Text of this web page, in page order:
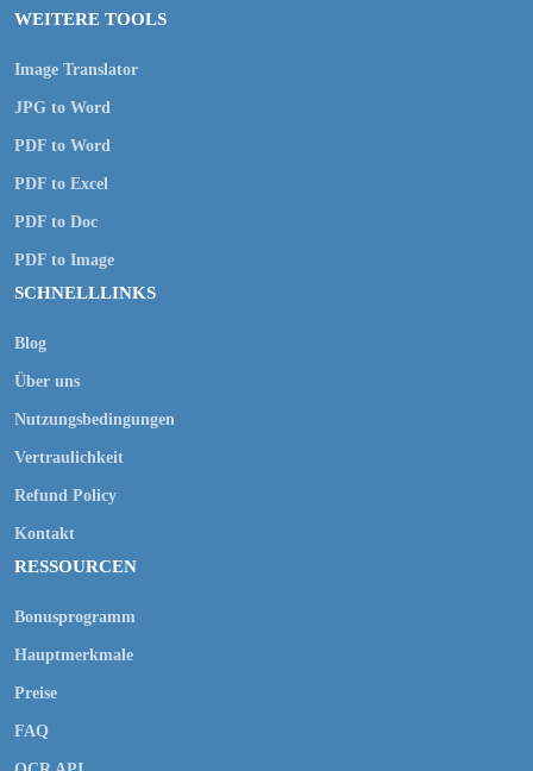
WEITERE TOOLS
Image Translator
JPG to Word
PDF to Word
PDF to Excel
PDF to Doc
PDF to Image
SCHNELLLINKS
Blog
Über uns
Nutzungsbedingungen
Vertraulichkeit
Refund Policy
Kontakt
RESSOURCEN
Bonusprogramm
Hauptmerkmale
Preise
FAQ